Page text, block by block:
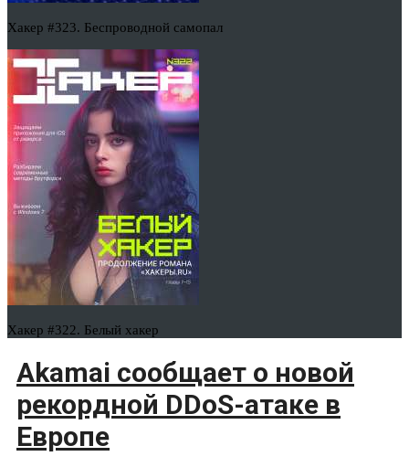
Хакер #323. Беспроводной самопал
Хакер #322. Белый хакер
Akamai сообщает о новой
рекордной DDoS-атаке в
Европе